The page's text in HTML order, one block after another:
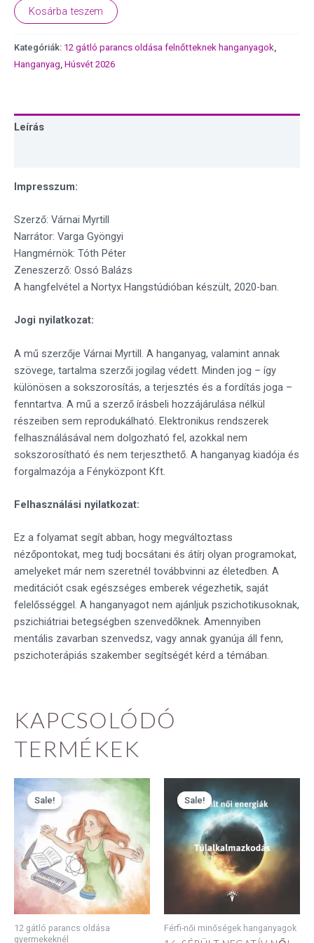
Kosárba teszem
Kategóriák: 12 gátló parancs oldása felnőtteknek hanganyagok
Hanganyag Húsvét 2026
Leírás
Impresszum:
Szerző: Várnai Myrtill
Narrátor: Varga Gyöngyi
Hangmérnök: Tóth Péter
Zeneszerző: Ossó Balázs
A hangfelvétel a Nortyx Hangstúdióban készült, 2020-ban.
Jogi nyilatkozat:
A mű szerzője Várnai Myrtill. A hanganyag, valamint annak
szövege, tartalma szerzői jogilag védett. Minden jog – így
különösen a sokszorosítás, a terjesztés és a fordítás joga –
fenntartva. A mű a szerző írásbeli hozzájárulása nélkül
részeiben sem reprodukálható. Elektronikus rendszerek
felhasználásával nem dolgozható fel, azokkal nem
sokszorosítható és nem terjeszthető. A hanganyag kiadója és
forgalmazója a Fényközpont Kft.
Felhasználási nyilatkozat:
Ez a folyamat segít abban, hogy megváltoztass
nézőpontokat, meg tudj bocsátani és átírj olyan programokat,
amelyeket már nem szeretnél továbbvinni az életedben. A
meditációt csak egészséges emberek végezhetik, saját
felelősséggel. A hanganyagot nem ajánljuk pszichotikusoknak,
pszichiátriai betegségben szenvedőknek. Amennyiben
mentális zavarban szenvedsz, vagy annak gyanúja áll fenn,
pszichoterápiás szakember segítségét kérd a témában.
KAPCSOLÓDÓ
TERMÉKEK
Sale!
Sale!
12 gátló parancs oldása
gyermekeknél
Original
price
was:
3990 Ft.
Current
price
is:
2993 Ft.
Sale!
Sale!
Férfi-női minőségek hanganyagok
Original
price
was:
5990 Ft.
price
is:
4493 Ft.